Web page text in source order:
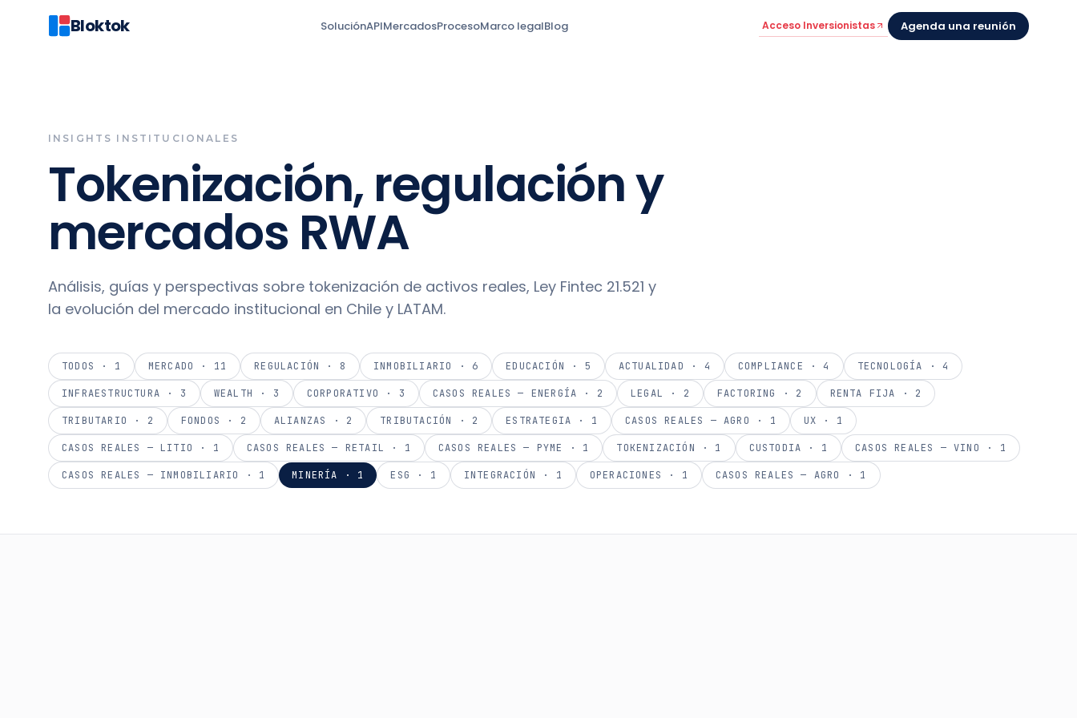
Bloktok SoluciónAPIMercadosProcesoMarco legalBlog Acceso Inversionistas Agenda una reunión
INSIGHTS INSTITUCIONALES
Tokenización, regulación y
mercados RWA
Análisis, guías y perspectivas sobre tokenización de activos reales, Ley Fintec 21.521 y
la evolución del mercado institucional en Chile y LATAM.
TODOS · 1 MERCADO · 11 REGULACIÓN · 8 INMOBILIARIO · 6 EDUCACIÓN · 5 ACTUALIDAD · 4 COMPLIANCE · 4 TECNOLOGÍA · 4
INFRAESTRUCTURA · 3 WEALTH · 3 CORPORATIVO · 3 CASOS REALES — ENERGÍA · 2 LEGAL · 2 FACTORING · 2 RENTA FIJA · 2
TRIBUTARIO · 2 FONDOS · 2 ALIANZAS · 2 TRIBUTACIÓN · 2 ESTRATEGIA · 1 CASOS REALES — AGRO · 1 UX · 1
CASOS REALES — LITIO · 1 CASOS REALES — RETAIL · 1 CASOS REALES — PYME · 1 TOKENIZACIÓN · 1 CUSTODIA · 1 CASOS REALES — VINO · 1
CASOS REALES — INMOBILIARIO · 1 MINERÍA · 1 ESG · 1 INTEGRACIÓN · 1 OPERACIONES · 1 CASOS REALES — AGRO · 1